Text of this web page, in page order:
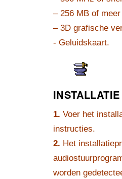
– 256 MB of
– 3D grafische
- Geluidskaart.
INSTALLATIE
1. Voer het
instructies.
2. Het
worden